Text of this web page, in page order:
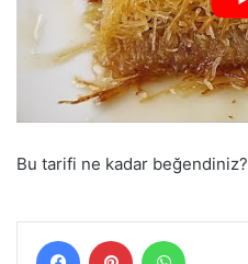
Bu tarifi ne kadar beğendiniz?
FacebookPinterest